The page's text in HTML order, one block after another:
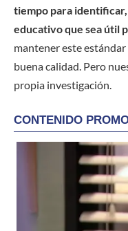
tiempo para
educativo que sea útil
mantener este
buena calidad. Pero
propia investigación.